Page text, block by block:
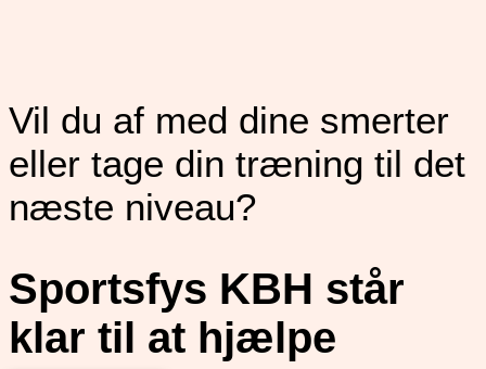
Vil du af med dine smerter
eller tage din træning til det
næste niveau?
Sportsfys KBH står
klar til at hjælpe